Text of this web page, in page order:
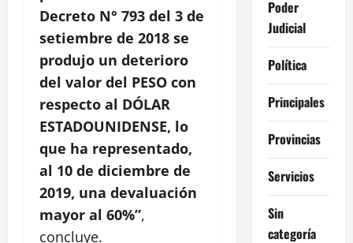
Decreto N° 793 del 3 de
setiembre de 2018 se
produjo un deterioro
del valor del PESO con
respecto al DÓLAR
ESTADOUNIDENSE, lo
que ha representado,
al 10 de diciembre de
2019, una devaluación
mayor al 60%”,
concluye.
Poder
Judicial
Política
Principales
Provincias
Servicios
Sin
categoría